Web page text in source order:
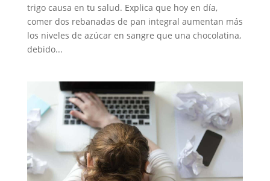
trigo causa en tu salud. Explica que hoy en día,
comer dos rebanadas de pan integral aumentan más
los niveles de azúcar en sangre que una chocolatina,
debido...